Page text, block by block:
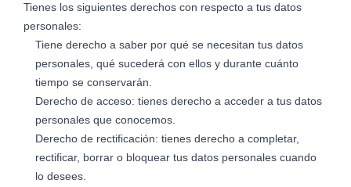
Tienes los siguientes derechos con respecto a tus datos
personales:
Tiene derecho a saber por qué se necesitan tus datos
personales, qué sucederá con ellos y durante cuánto
tiempo se conservarán.
Derecho de acceso: tienes derecho a acceder a tus datos
personales que conocemos.
Derecho de rectificación: tienes derecho a completar,
rectificar, borrar o bloquear tus datos personales cuando
lo desees.